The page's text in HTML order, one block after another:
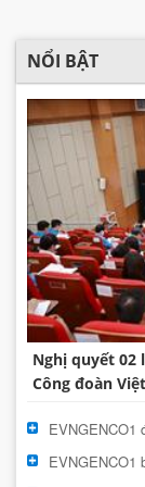
NỔI BẬT
Nghị quyết 02
Công đoàn
EVNGENCO1
EVNGENCO1